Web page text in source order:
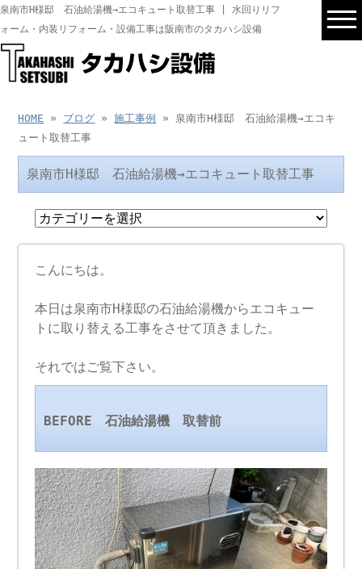
泉南市H様邸 石油給湯機→エコキュート取替工事 | 水回りリフ
ォーム・内装リフォーム・設備工事は阪南市のタカハシ設備
HOME » ブログ »施工事例
» 泉南市H様邸 石油給湯機→エコキ
ュート取替工事
泉南市H様邸 石油給湯機→エコキュート取替工事
こんにちは。
本日は泉南市H様邸の石油給湯機からエコキュー
トに取り替える工事をさせて頂きました。
それではご覧下さい。
BEFORE 石油給湯機 取替前